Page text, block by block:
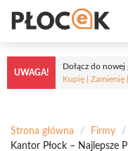
treści
UWAGA!
Dołącz do nowej
Kupię | Zamienię
Strona główna / Firmy /
Kantor Płock – Najlepsze